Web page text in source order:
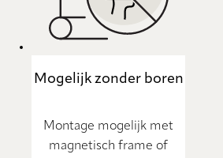
Mogelijk zonder boren
Montage mogelijk met
magnetisch frame of